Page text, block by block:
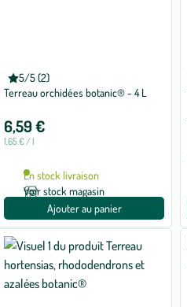
5/5 (2)
Note
moyenne
sur
5
avec
BOTANIC®
Terreau orchidées botanic® - 4 L
6,59 €
1,65 € / l
En stock livraison
Voir stock magasin
Ajouter au panier